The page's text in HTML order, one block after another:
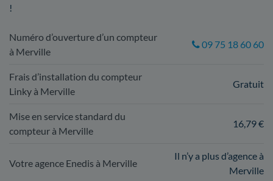
!
Numéro d’ouverture d’un compteur
à Merville
09 75 18 60 60
Frais d’installation du compteur
Linky à Merville
Gratuit
Mise en service standard du
compteur à Merville
16,79 €
Votre agence Enedis à Merville
Il n’y a plus d’agence à
Merville